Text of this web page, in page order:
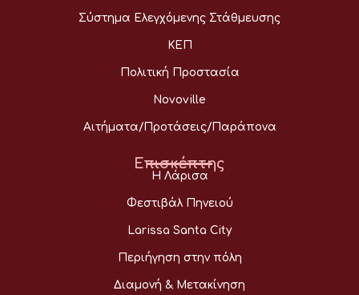
Σύστημα Ελεγχόμενης Στάθμευσης
ΚΕΠ
Πολιτική Προστασία
Novoville
Αιτήματα/Προτάσεις/Παράπονα
Επισκέπτης
Η Λάρισα
Φεστιβάλ Πηνειού
Larissa Santa City
Περιήγηση στην πόλη
Διαμονή & Μετακίνηση